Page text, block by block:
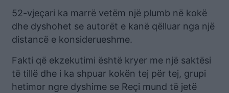
52-vjeçari ka marrë vetëm një plumb në kokë
dhe dyshohet se autorët e kanë qëlluar nga një
distancë e konsiderueshme.
Fakti që ekzekutimi është kryer me një saktësi
të tillë dhe i ka shpuar kokën tej për tej, grupi
hetimor ngre dyshime se Reçi mund të jetë